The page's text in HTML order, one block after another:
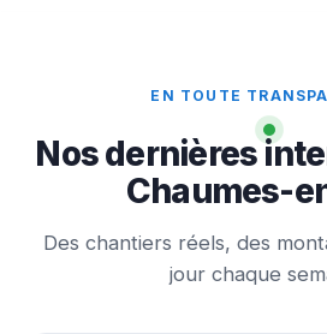
EN TOUTE
Nos dernières
Chaumes-
Des chantiers réels, des
jour chaque